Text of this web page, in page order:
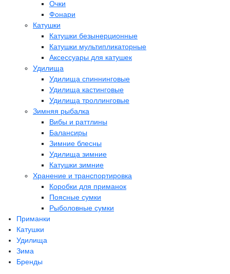
Очки
Фонари
Катушки
Катушки безынерционные
Катушки мультипликаторные
Аксессуары для катушек
Удилища
Удилища спиннинговые
Удилища кастинговые
Удилища троллинговые
Зимняя рыбалка
Вибы и раттлины
Балансиры
Зимние блесны
Удилища зимние
Катушки зимние
Хранение и транспортировка
Коробки для приманок
Поясные сумки
Рыболовные сумки
Приманки
Катушки
Удилища
Зима
Бренды